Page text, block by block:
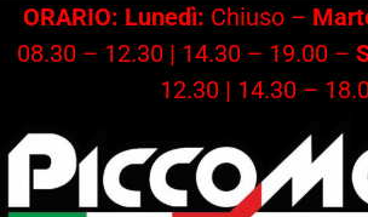
ORARIO: Lunedì: Chiuso –
08.30 – 12.30 | 14.30 – 19.00 –
12.30 | 14.30 –